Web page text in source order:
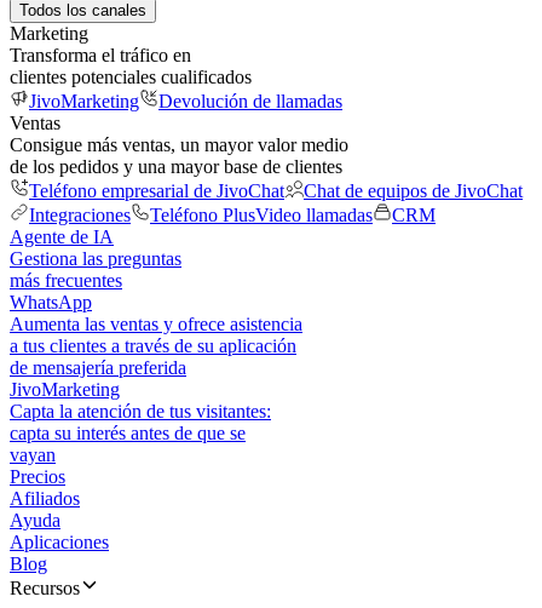
Todos los canales
Marketing
Transforma el tráfico en
clientes potenciales cualificados
JivoMarketing
Devolución de llamadas
Ventas
Consigue más ventas, un mayor valor medio
de los pedidos y una mayor base de clientes
Teléfono empresarial de JivoChat
Chat de equipos de JivoChat
Integraciones
Teléfono PlusVideo llamadas
CRM
Agente de IA
Gestiona las preguntas
más frecuentes
WhatsApp
Aumenta las ventas y ofrece asistencia
a tus clientes a través de su aplicación
de mensajería preferida
JivoMarketing
Capta la atención de tus visitantes:
capta su interés antes de que se
vayan
Precios
Afiliados
Ayuda
Aplicaciones
Blog
Recursos